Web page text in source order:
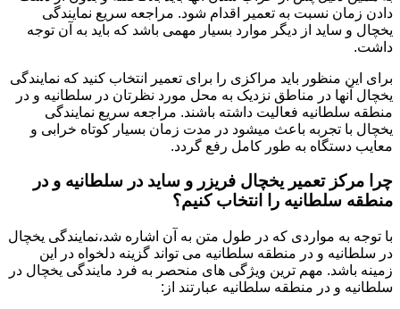
دادن زمان نسبت به تعمیر اقدام شود. مراجعه سریع نمایندگی
یخچال و ساید از دیگر موارد بسیار مهمی باشد که باید به آن توجه
داشت.
برای این منظور باید مراکزی را برای تعمیر انتخاب کنید که نمایندگی
یخچال آنها در مناطق نزدیک به محل مورد نظرتان در سلطانیه و در
منطقه سلطانیه فعالیت داشته باشند. مراجعه سریع نمایندگی
یخچال با تجربه باعث میشود در مدت زمان بسیار کوتاه خرابی و
معایب دستگاه به طور کامل رفع گردد.
چرا مرکز تعمیر یخچال فریزر و ساید در سلطانیه و در
منطقه سلطانیه را انتخاب کنیم؟
با توجه به مواردی که در طول متن به آن اشاره شد،نمایندگی یخچال
در سلطانیه و در منطقه سلطانیه می تواند گزینه دلخواه در این
زمینه باشد. مهم ترین ویژگی های منحصر به فرد مایندگی یخچال در
سلطانیه و در منطقه سلطانیه عبارتند از: